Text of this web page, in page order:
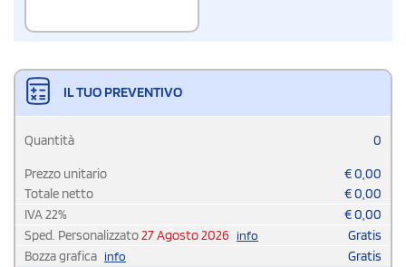
IL TUO PREVENTIVO
Quantità 0
Prezzo unitario €0,00
Totale netto
€0,00
IVA22% €0,00
Sped. Personalizzato27 Agosto 2026 info
Gratis
Bozza grafica info Gratis